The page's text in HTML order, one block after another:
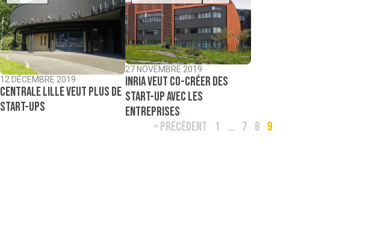
12 DÉCEMBRE 2019
Centrale Lille veut plus de
start-ups
27 NOVEMBRE 2019
Inria veut co-créer des
start-up avec les
entreprises
« PRÉCÉDENT 1 … 7 8 9